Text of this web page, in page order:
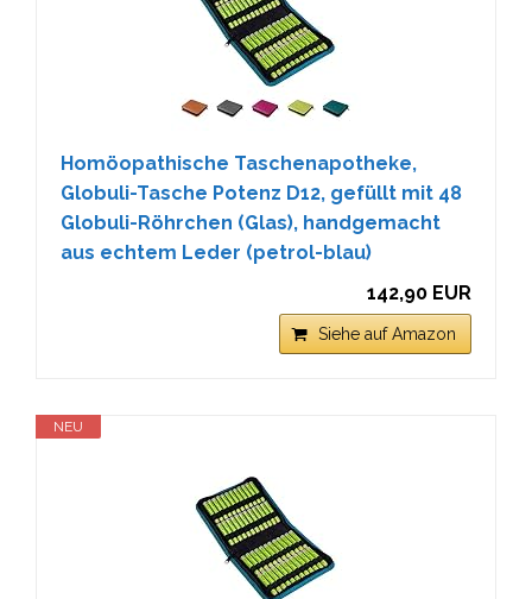
Homöopathische Taschenapotheke,
Globuli-Tasche Potenz D12, gefüllt mit 48
Globuli-Röhrchen (Glas), handgemacht
aus echtem Leder (petrol-blau)
142,90 EUR
Siehe auf Amazon
NEU